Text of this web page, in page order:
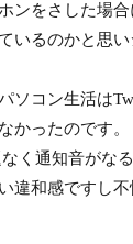
ンをさした場
いるのかと思
コン生活は
かったのです。
く通知音がな
違和感ですし